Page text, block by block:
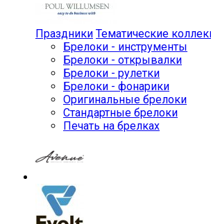
Праздники Тематические
Брелоки - инструменты
Брелоки - открывалки
Брелоки - рулетки
Брелоки - фонарики
Оригинальные брелоки
Стандартные брелоки
Печать на брелках